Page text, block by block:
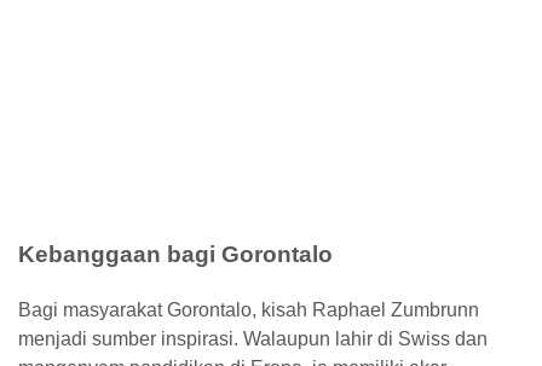
Kebanggaan bagi Gorontalo
Bagi masyarakat Gorontalo, kisah Raphael Zumbrunn
menjadi sumber inspirasi. Walaupun lahir di Swiss dan